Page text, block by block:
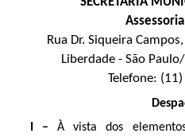
Rua Dr. Siqueira
Liberdade - São
Telefone:
I –À vista dos